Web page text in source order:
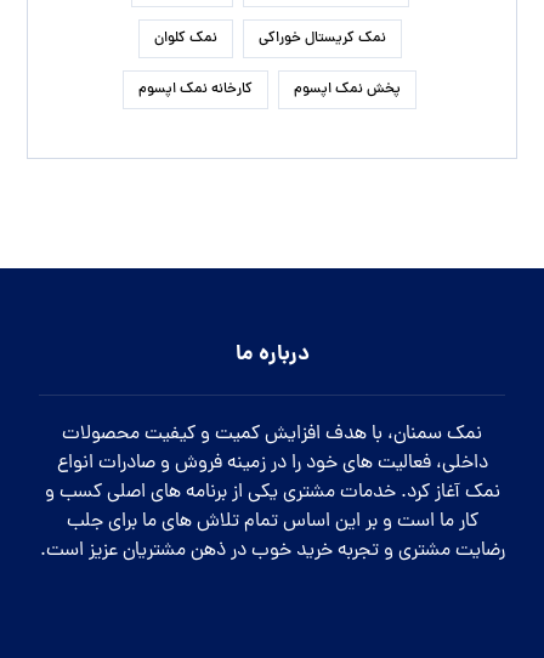
نمک کریستال خوراکی نمک کلوان
پخش نمک اپسوم کارخانه نمک اپسوم
درباره ما
نمک سمنان، با هدف افزایش کمیت و کیفیت محصولات
داخلی، فعالیت های خود را در زمینه فروش و صادرات انواع
نمک آغاز کرد. خدمات مشتری یکی از برنامه های اصلی کسب و
کار ما است و بر این اساس تمام تلاش های ما برای جلب
رضایت مشتری و تجربه خرید خوب در ذهن مشتریان عزیز است.